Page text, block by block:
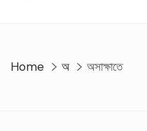
Home অ অসাক্ষাতে